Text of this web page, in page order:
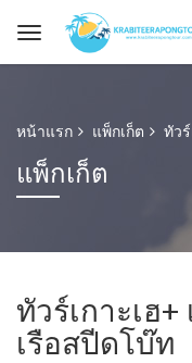
หน้าแรก แพ็กเก็ต ทัว
แพ็กเก็ต
ทัวร์เกาะเฮ
เรือสปีดโบ๊ท